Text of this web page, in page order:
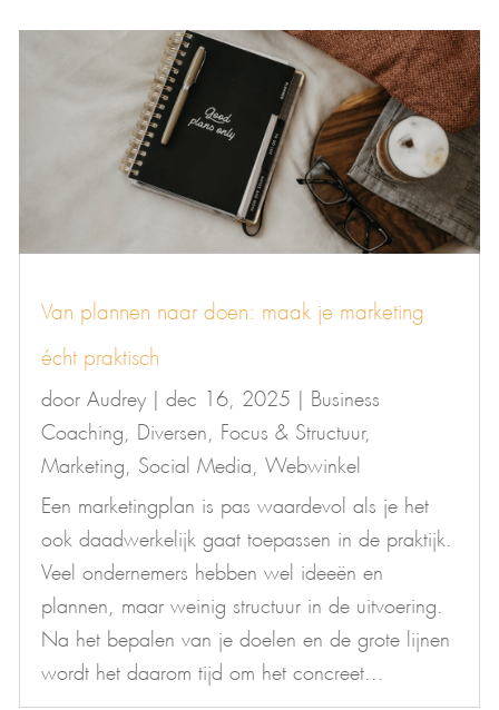
Van plannen naar doen: maak je marketing
écht praktisch
Audrey dec 16, 2025 Business
Coaching Diversen Focus & Structuur
Marketing Social Media Webwinkel
Een marketingplan is pas waardevol als je het
ook daadwerkelijk gaat toepassen in de praktijk.
Veel ondernemers hebben wel ideeën en
plannen, maar weinig structuur in de uitvoering.
Na het bepalen van je doelen en de grote lijnen
wordt het daarom tijd om het concreet...